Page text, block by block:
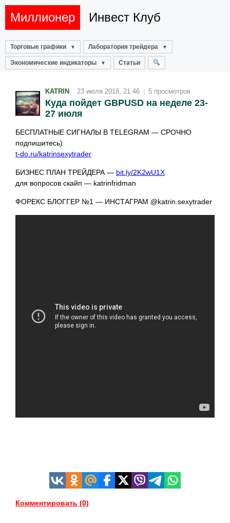
Миллионер Инвест Клуб
Торговые графики Лаборатория трейдера
Экономические индикаторы Статьи
KATRIN 23 июля 2018, 21:46 5 просмотров
Куда пойдет GBPUSD на неделе 23-
27 июля
БЕСПЛАТНЫЕ СИГНАЛЫ В TELEGRAM — СРОЧНО
подпишитесь)
t-do.ru/katrinsexytrader
БИЗНЕС ПЛАН ТРЕЙДЕРА — bit.ly/2K2wU1X
для вопросов скайп — katrinfridman
ФОРЕКС БЛОГГЕР №1 — ИНСТАГРАМ @katrin.sexytrader
Комментировать (0)